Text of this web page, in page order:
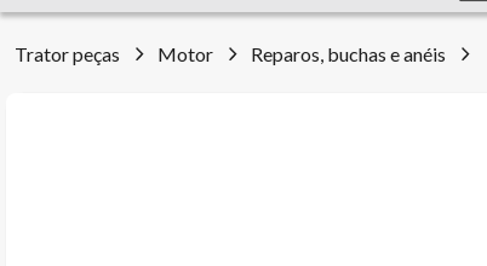
Trator peças Motor Reparos, buchas e anéis